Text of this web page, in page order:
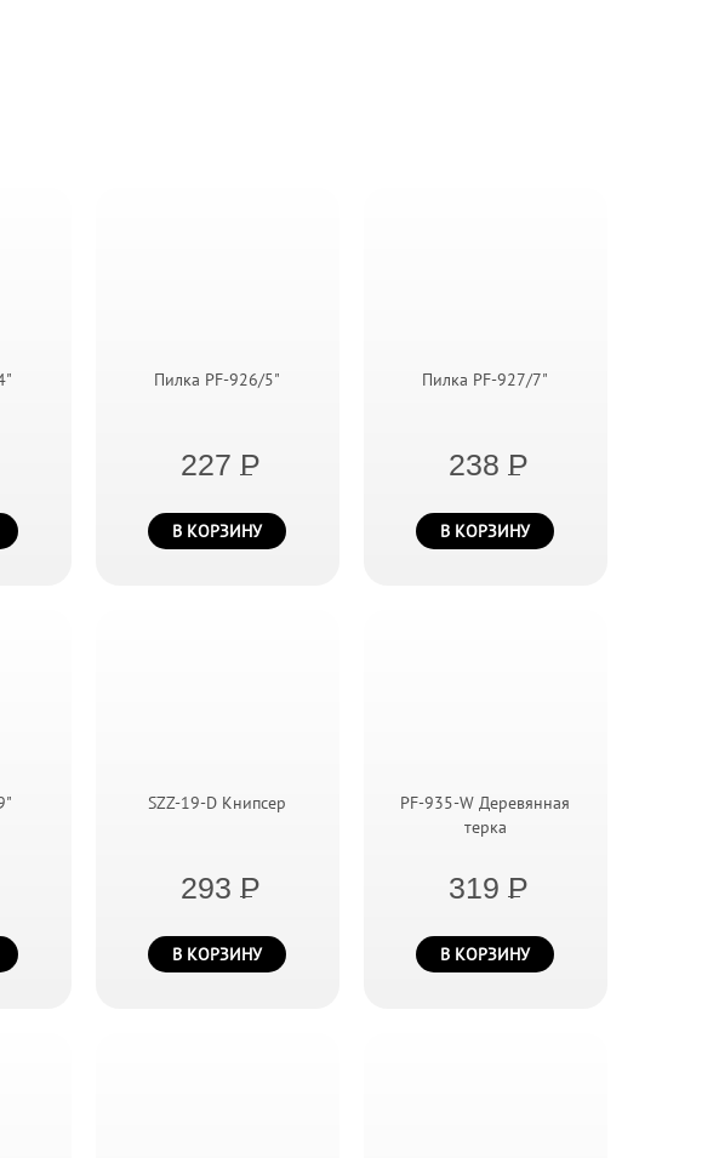
Пилка PF-926/5"
227 P
В КОРЗИНУ
Пилка PF-927/7"
238 P
В КОРЗИНУ
SZZ-19-D Книпсер
293 P
В КОРЗИНУ
PF-935-W Деревянная
терка
319 P
В КОРЗИНУ